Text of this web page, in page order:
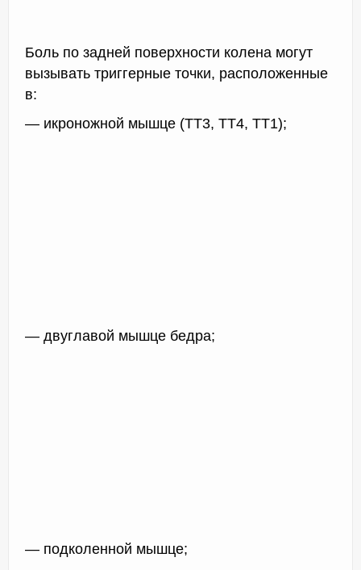
Боль по задней поверхности колена могут
вызывать триггерные точки, расположенные
в:
— икроножной мышце (ТТ3, ТТ4, ТТ1);
— двуглавой мышце бедра;
— подколенной мышце;